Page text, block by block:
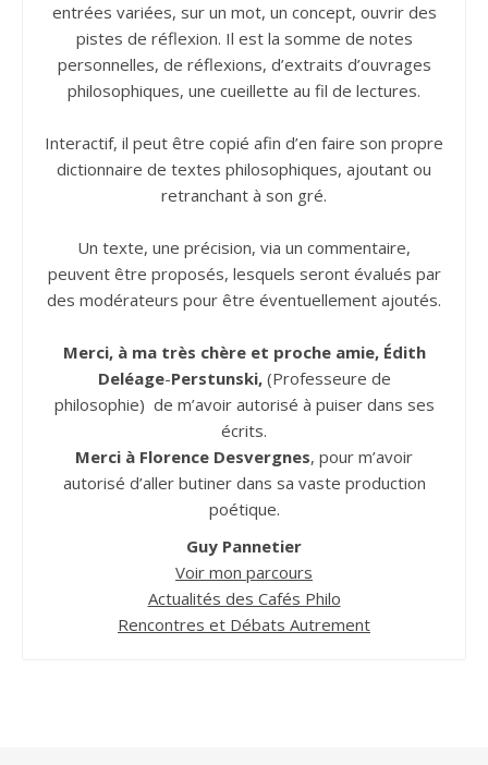
entrées variées, sur un mot, un concept, ouvrir des
pistes de réflexion. Il est la somme de notes
personnelles, de réflexions, d’extraits d’ouvrages
philosophiques, une cueillette au fil de lectures.
Interactif, il peut être copié afin d’en faire son propre
dictionnaire de textes philosophiques, ajoutant ou
retranchant à son gré.
Un texte, une précision, via un commentaire,
peuvent être proposés, lesquels seront évalués par
des modérateurs pour être éventuellement ajoutés.
Merci, à ma très chère et proche amie, Édith
Deléage-Perstunski,(Professeure de
philosophie) de m’avoir autorisé à puiser dans ses
écrits.
Merci à Florence Desvergnes, pour m’avoir
autorisé d’aller butiner dans sa vaste production
poétique.
Guy Pannetier
Voir mon parcours
Actualités des Cafés Philo
Rencontres et Débats Autrement